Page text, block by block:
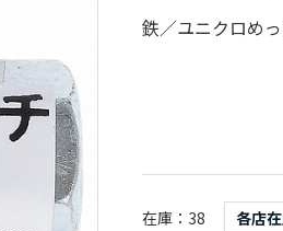
鉄／ユニクロめ
在庫 38 各店